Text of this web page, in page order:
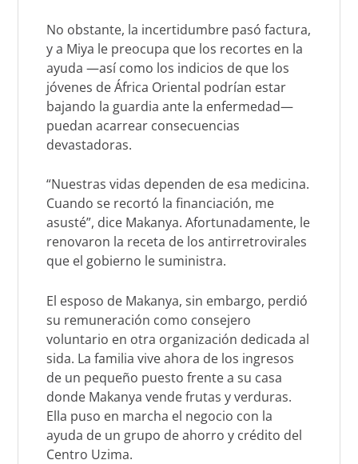
No obstante, la incertidumbre pasó factura,
y a Miya le preocupa que los recortes en la
ayuda —así como los indicios de que los
jóvenes de África Oriental podrían estar
bajando la guardia ante la enfermedad—
puedan acarrear consecuencias
devastadoras.
“Nuestras vidas dependen de esa medicina.
Cuando se recortó la financiación, me
asusté”, dice Makanya. Afortunadamente, le
renovaron la receta de los antirretrovirales
que el gobierno le suministra.
El esposo de Makanya, sin embargo, perdió
su remuneración como consejero
voluntario en otra organización dedicada al
sida. La familia vive ahora de los ingresos
de un pequeño puesto frente a su casa
donde Makanya vende frutas y verduras.
Ella puso en marcha el negocio con la
ayuda de un grupo de ahorro y crédito del
Centro Uzima.